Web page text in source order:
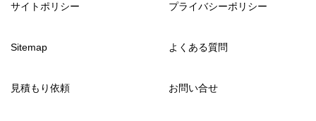
サイトポリシー プライバシーポリシー
Sitemap よくある質問
見積もり依頼 お問い合せ